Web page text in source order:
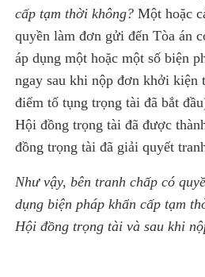
cấp tạm thời không?Một hoặc
quyền làm đơn gửi đến Tòa án
áp dụng một hoặc một số biện
ngay sau khi nộp đơn khởi
điểm tố tụng trọng tài đã bắt
Hội đồng trọng tài đã được
đồng trọng tài đã giải quyết
Như vậy, bên tranh chấp có
dụng biện pháp khẩn cấp tạm
Hội đồng trọng tài và sau khi